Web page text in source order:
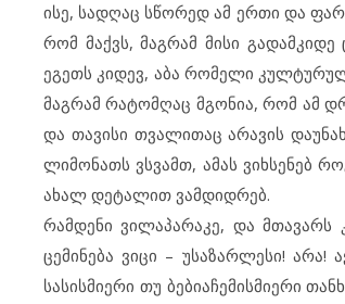
ისე, სადღაც სწორედ ამ ერთი და
რომ მაქვს, მაგრამ მისი
ეგეთს კიდევ, აბა რომელი
მაგრამ რატომღაც მგონია, რომ ამ
და თავისი თვალითაც არავის
ლიმონათს ვსვამთ, ამას ვიხსენებ
ახალ დეტალით ვამდიდრებ.
რამდენი ვილაპარაკე, და მთავარს
ცემინება ვიცი – უსაზარლესი!
სასისმიერი თუ ბებიაჩემისმიერი